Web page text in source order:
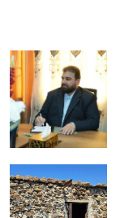
مقالات
بكور يضع
الفتنة
رأس غنم من